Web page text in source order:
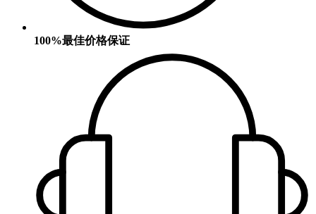
100%最佳价格保证